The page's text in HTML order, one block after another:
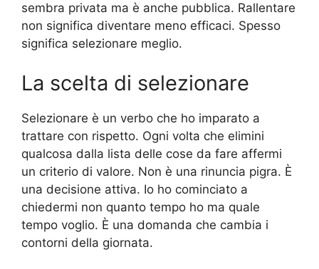
sembra privata ma è anche pubblica. Rallentare
non significa diventare meno efficaci. Spesso
significa selezionare meglio.
La scelta di selezionare
Selezionare è un verbo che ho imparato a
trattare con rispetto. Ogni volta che elimini
qualcosa dalla lista delle cose da fare affermi
un criterio di valore. Non è una rinuncia pigra. È
una decisione attiva. Io ho cominciato a
chiedermi non quanto tempo ho ma quale
tempo voglio. È una domanda che cambia i
contorni della giornata.